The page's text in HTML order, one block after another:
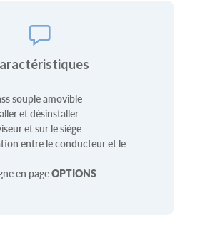
souple amovible
et désinstaller
et sur le siège
entre le conducteur et le
en pageOPTIONS